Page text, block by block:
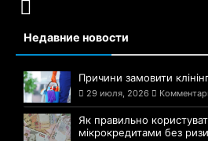
Недавние новости
Причини замовити
29 июля, 2026
Як правильно
мікрокредитами без